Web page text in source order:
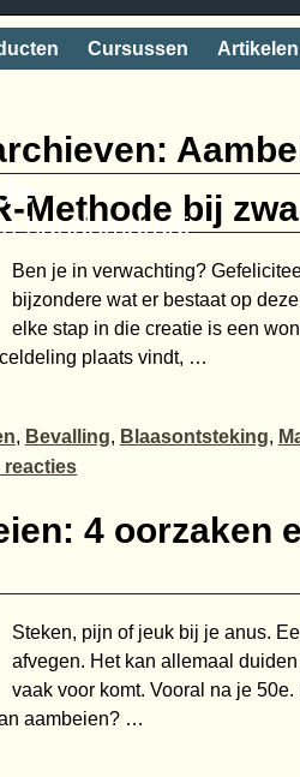
handomdraai
Cursussen Artikelen
Methode bij
Ben je in verwachting?
bijzondere wat er bestaat op
elke stap in die creatie is een
plaats vindt, …
, Bevalling, Blaasontsteking,
reacties
4 oorzaken
Steken, pijn of jeuk bij je anus.
afvegen. Het kan allemaal
vaak voor komt. Vooral na je
aambeien? …